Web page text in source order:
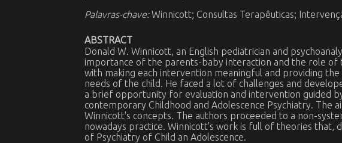
Palavras-chave:Winnicott; Consultas Terapêuticas;
ABSTRACT
Donald W. Winnicott, an English pediatrician and
importance of the parents-baby interaction and the role of
with making each intervention meaningful and providing
needs of the child. He faced a lot of challenges and
a brief opportunity for evaluation and intervention guided
contemporary Childhood and Adolescence Psychiatry.
Winnicott's concepts. The authors proceeded to a non-
nowadays practice. Winnicott's work is full of theories
of Psychiatry of Child an Adolescence.